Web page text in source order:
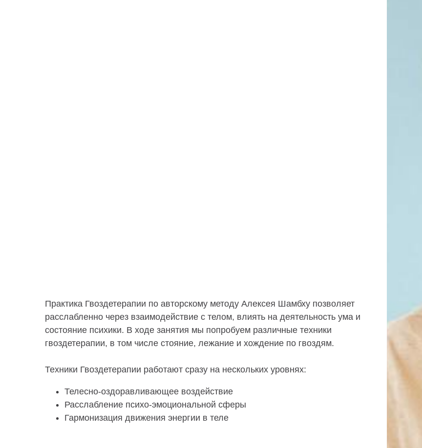
Практика Гвоздетерапии по авторскому методу Алексея Шамбху позволяет
расслабленно через взаимодействие с телом, влиять на деятельность ума и
состояние психики. В ходе занятия мы попробуем различные техники
гвоздетерапии, в том числе стояние, лежание и хождение по гвоздям.
Техники Гвоздетерапии работают сразу на нескольких уровнях:
Телесно-оздоравливающее воздействие
Расслабление психо-эмоциональной сферы
Гармонизация движения энергии в теле